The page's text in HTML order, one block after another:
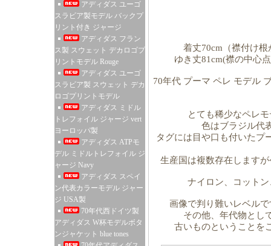
アディダス ユーゴ
スラビア製モデル バックプ
リント付き ジャージ
アディダス フラン
ス製 スウェット デカロゴプ
リントモデル Rouge
アディダス ユーゴ
スラビア製 スウェット デカ
ロゴプリントモデル
アディダス ミドル
トレフォイル ジャージ vert
ヨーロッパ製
アディダス ATPモ
デル ミドルトレフォイル ジ
ャージ Navy
アディダス スペイ
ン代表カラーモデル ジャー
ジ USA製
70年代西ドイツ製
アディダス W杯モデルボタ
ンジャケット blue tones
着丈70cm（襟付け
ゆき丈81cm(襟の中心
70年代 プーマ ペレ モデル
とても稀少なペレ
色はブラジル代
タグには目や口も付いたプ
生産国は複数存在します
ナイロン、コット
画像で判り難いレベル
その他、年代物とし
古いものということを